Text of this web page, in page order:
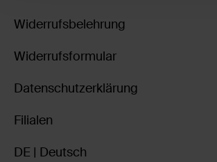
Widerrufsbelehrung
Widerrufsformular
Datenschutzerklärung
Filialen
DE | Deutsch